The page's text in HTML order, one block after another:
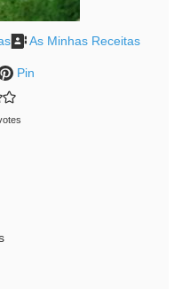
As Minhas Receitas
Pin